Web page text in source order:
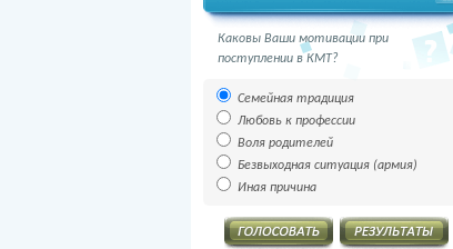
Каковы Ваши мотивации при
поступлении в КМТ?
Семейная традиция
Любовь к профессии
Воля родителей
Безвыходная ситуация (армия)
Иная причина